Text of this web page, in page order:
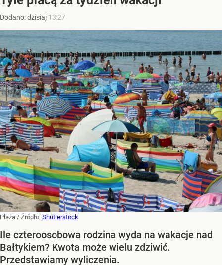
Dodano:dzisiaj 13:27
Plaża / Źródło: Shutterstock
Ile czteroosobowa rodzina wyda na wakacje nad
Bałtykiem? Kwota może wielu zdziwić.
Przedstawiamy wyliczenia.